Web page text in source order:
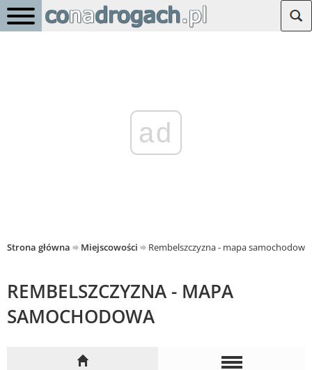
ad
Strona główna Miejscowości Rembelszczyzna - mapa samochodowa
REMBELSZCZYZNA - MAPA
SAMOCHODOWA